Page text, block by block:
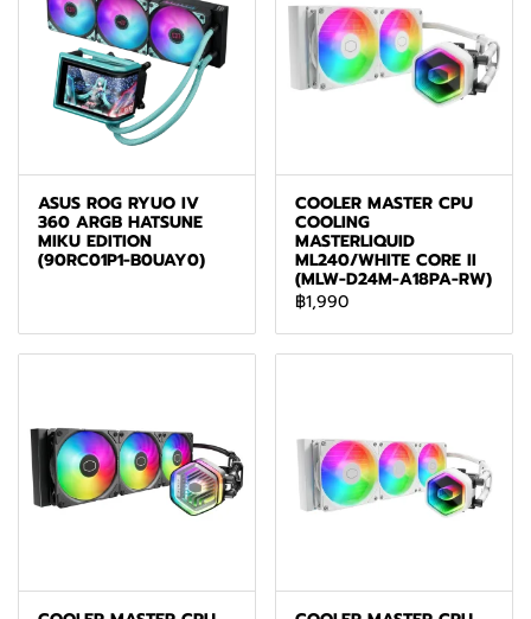
ASUS ROG RYUO IV
360 ARGB HATSUNE
MIKU EDITION
(90RC01P1-B0UAY0)
COOLER MASTER CPU
COOLING
MASTERLIQUID
ML240/WHITE CORE II
(MLW-D24M-A18PA-RW)
฿1,990